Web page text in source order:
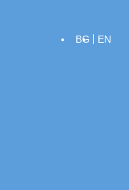
BG EN